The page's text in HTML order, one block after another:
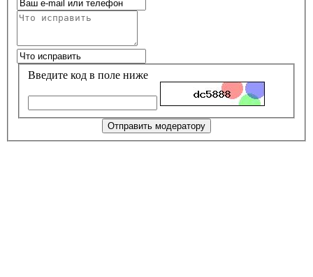
Введите код в поле ниже
Отправить модератору